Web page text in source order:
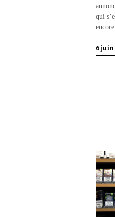
qui
6 juin